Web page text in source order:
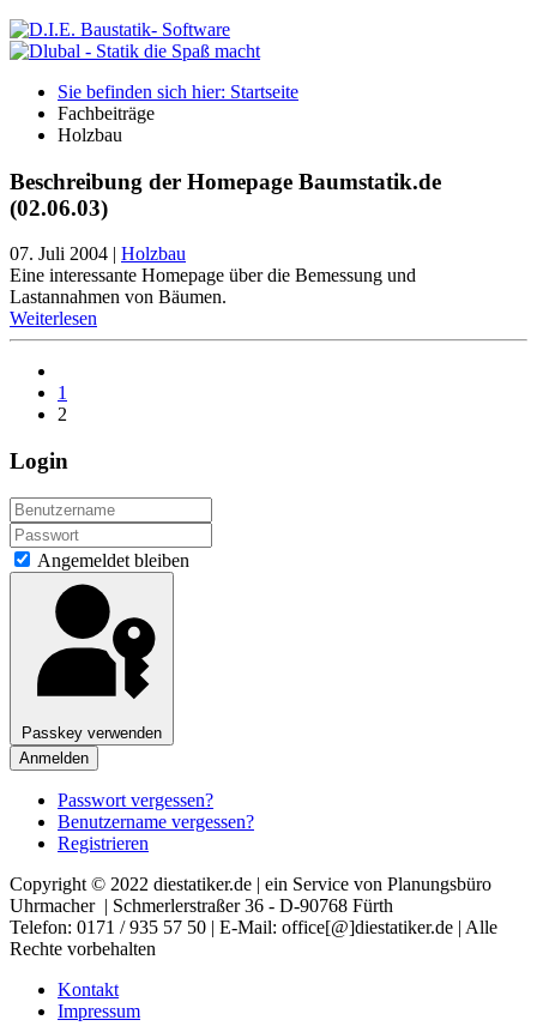
Sie befinden sich hier: Startseite
Fachbeiträge
Holzbau
Beschreibung der Homepage Baumstatik.de
(02.06.03)
07. Juli 2004 | Holzbau
Eine interessante Homepage über die Bemessung und
Lastannahmen von Bäumen.
Weiterlesen
1
2
Login
Angemeldet bleiben
Passkey verwenden
Anmelden
Passwort vergessen?
Benutzername vergessen?
Registrieren
Copyright © 2022 diestatiker.de | ein Service von Planungsbüro
Uhrmacher | Schmerlerstraßer 36 - D-90768 Fürth
Telefon: 0171 / 935 57 50 | E-Mail: office[@]diestatiker.de | Alle
Rechte vorbehalten
Kontakt
Impressum